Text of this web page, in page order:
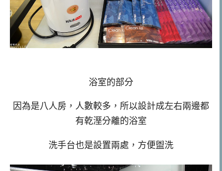
浴室的部分
因為是八人房，人數較多，所以設計成左右兩邊都
有乾溼分離的浴室
洗手台也是設置兩處，方便盥洗